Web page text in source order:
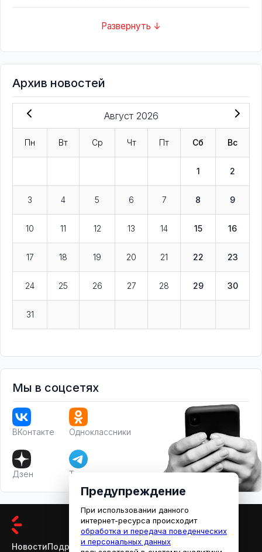
Развернуть ↓
Архив новостей
Август 2026
Пн Вт Ср Чт Пт Сб Вс
1 2
3 4 5 6 7 8 9
10 11 12 13 14 15 16
17 18 19 20 21 22 23
24 25 26 27 28 29 30
31
Мы в соцсетях
ВКонтакте Одноклассники
Дзен Телеграм
НовостиПодробностиАфишаКино
Предупреждение
При использовании данного
интернет-ресурса происходит
обработка и передача поведенческих
и персональных данных